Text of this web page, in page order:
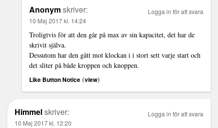
Anonymskriver:
10 Maj 2017 kl. 14:24
Troligtvis för att den går på max av sin kapacitet, det har de
skrivit själva.
Dessutom har den gått mot klockan i i stort sett varje start och
det sliter på både kroppen och knoppen.
Like Button Notice (view)
Logga in för att svara
Himmelskriver:
10 Maj 2017 kl. 12:20
Logga in för att svara